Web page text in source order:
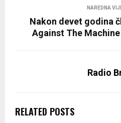
NAREDNA
Nakon devet godina
Against The
Radio
RELATED POSTS